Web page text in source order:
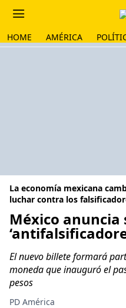
HOME AMÉRICA
La economía mexicana
luchar contra los
México
El nuevo billete formará
moneda que inauguró el
pesos
PD América